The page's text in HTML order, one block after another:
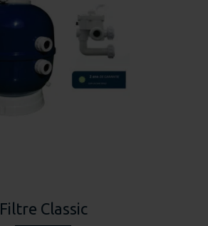
Filtre Classic